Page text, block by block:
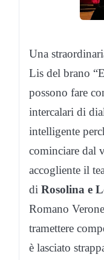
Una
Lis del brano
possono fare
intercalari di
intelligente
cominciare dal
accogliente il
di Rosolina e
Romano
tramettere
è lasciato